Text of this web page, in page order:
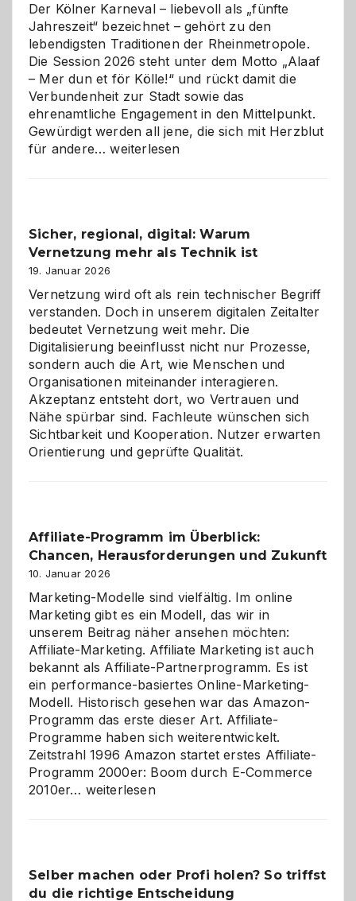
Der Kölner Karneval – liebevoll als „fünfte
Jahreszeit“ bezeichnet – gehört zu den
lebendigsten Traditionen der Rheinmetropole.
Die Session 2026 steht unter dem Motto „Alaaf
– Mer dun et för Kölle!“ und rückt damit die
Verbundenheit zur Stadt sowie das
ehrenamtliche Engagement in den Mittelpunkt.
Gewürdigt werden all jene, die sich mit Herzblut
für andere…Kölner
ein
dreifaches
Alaaf!
weiterlesen
Sicher, regional, digital: Warum
Vernetzung mehr als Technik ist
19. Januar 2026
Vernetzung wird oft als rein technischer Begriff
verstanden. Doch in unserem digitalen Zeitalter
bedeutet Vernetzung weit mehr. Die
Digitalisierung beeinflusst nicht nur Prozesse,
sondern auch die Art, wie Menschen und
Organisationen miteinander interagieren.
Akzeptanz entsteht dort, wo Vertrauen und
Nähe spürbar sind. Fachleute wünschen sich
Sichtbarkeit und Kooperation. Nutzer erwarten
Orientierung und geprüfte Qualität.
Affiliate-Programm im Überblick:
Chancen, Herausforderungen und Zukunft
10. Januar 2026
Marketing-Modelle sind vielfältig. Im online
Marketing gibt es ein Modell, das wir in
unserem Beitrag näher ansehen möchten:
Affiliate-Marketing. Affiliate Marketing ist auch
bekannt als Affiliate-Partnerprogramm. Es ist
ein performance-basiertes Online-Marketing-
Modell. Historisch gesehen war das Amazon-
Programm das erste dieser Art. Affiliate-
Programme haben sich weiterentwickelt.
Zeitstrahl 1996 Amazon startet erstes Affiliate-
Programm 2000er: Boom durch E-Commerce
2010er… Affiliate-
Herausforderungen
und
weiterlesen
Selber machen oder Profi holen? So triffst
du die richtige Entscheidung